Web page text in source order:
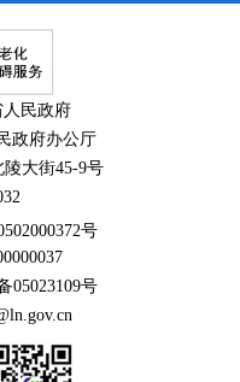
民政府
政府办公厅
大街45-9号
号
05023109号